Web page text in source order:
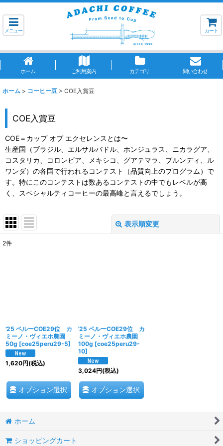
メニュー カート
ホーム ご利用案内 カテゴリ 問い合わせ
ホーム > コーヒー豆 > COE入賞豆
COE入賞豆
COE＝カップ オブ エクセレンスとは〜
生産国（ブラジル、エルサルバドル、ホンジュラス、ニカラグア、
コスタリカ、コロンビア、メキシコ、グアテマラ、ブルンディ、ル
ワンダ）の各国で行われるコンテスト（品質向上のプログラム）で
す。特にこのコンテストは数あるコンテストの中でもレベルが高
く、スペシャルティコーヒーの最高峰と言えるでしょう。
表示順変更
2件
'25 ペルーCOE29位 カ
ミーノ・ヴィエホ農園
50g [coe25peru29-5]
1,620円(税込)
オプション選択
'25 ペルーCOE29位 カ
ミーノ・ヴィエホ農園
100g [coe25peru29-
10]
3,024円(税込)
オプション選択
ホーム
ショッピングカート